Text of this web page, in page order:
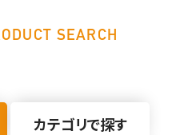
SEARCH
カテゴリで探す